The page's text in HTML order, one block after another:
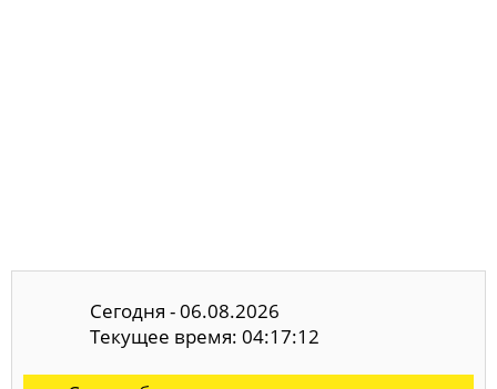
Сегодня - 06.08.2026
Текущее время: 04:17:13